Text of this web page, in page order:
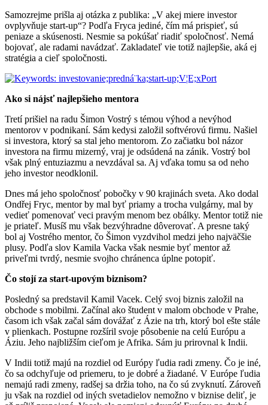
Samozrejme prišla aj otázka z publika: „V akej miere investor
ovplyvňuje start-up“? Podľa Fryca jediné, čím má prispieť, sú
peniaze a skúsenosti. Nesmie sa pokúšať riadiť spoločnosť. Nemá
bojovať, ale radami navádzať. Zakladateľ vie totiž najlepšie, aká ej
stratégia a cieľ spoločnosti.
Ako si nájsť najlepšieho mentora
Tretí prišiel na radu Šimon Vostrý s témou výhod a nevýhod
mentorov v podnikaní. Sám kedysi založil softvérovú firmu. Našiel
si investora, ktorý sa stal jeho mentorom. Zo začiatku bol názor
investora na firmu mizerný, vraj je odsúdená na zánik. Vostrý bol
však plný entuziazmu a nevzdával sa. Aj vďaka tomu sa od neho
jeho investor neodklonil.
Dnes má jeho spoločnosť pobočky v 90 krajinách sveta. Ako dodal
Ondřej Fryc, mentor by mal byť priamy a trocha vulgárny, mal by
vedieť pomenovať veci pravým menom bez obálky. Mentor totiž nie
je priateľ. Musíš mu však bezvýhradne dôverovať. A presne taký
bol aj Vostrého mentor, čo Šimon vyzdvihol medzi jeho najväčšie
plusy. Podľa slov Kamila Vacka však nesmie byť mentor až
priveľmi tvrdý, nesmie svojho chránenca úplne potopiť.
Čo stojí za start-upovým biznisom?
Posledný sa predstavil Kamil Vacek. Celý svoj biznis založil na
obchode s mobilmi. Začínal ako študent v malom obchode v Prahe,
časom ich však začal sám dovážať z Ázie na trh, ktorý bol ešte stále
v plienkach. Postupne rozšíril svoje pôsobenie na celú Európu a
Áziu. Jeho najbližším cieľom je Afrika. Sám ju prirovnal k Indii.
V Indii totiž majú na rozdiel od Európy ľudia radi zmeny. Čo je iné,
čo sa odchyľuje od priemeru, to je dobré a žiadané. V Európe ľudia
nemajú radi zmeny, radšej sa držia toho, na čo sú zvyknutí. Zároveň
ju však na rozdiel od iných svetadielov nemožno v biznise deliť, je